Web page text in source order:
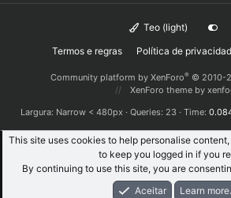
Teo (light)
Termos e regras
Política de
Community platform by XenForo® © 2010-
XenForo theme by
Largura
Queries 23 Time
This site uses cookies to help personalise
to keep you logged in if you
By continuing to use this site, you are
Aceitar
Learn